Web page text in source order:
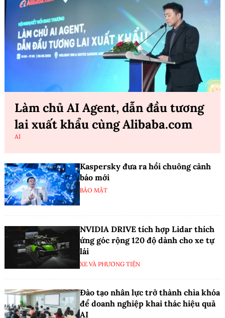
Làm chủ AI Agent, dẫn đầu tương
lai xuất khẩu cùng Alibaba.com
AI
Kaspersky đưa ra hồi chuông cảnh
báo mới
BẢO MẬT
NVIDIA DRIVE tích hợp Lidar thích
ứng góc rộng 120 độ dành cho xe tự
lái
XE VÀ PHƯƠNG TIỆN
Đào tạo nhân lực trở thành chìa khóa
để doanh nghiệp khai thác hiệu quả
AI